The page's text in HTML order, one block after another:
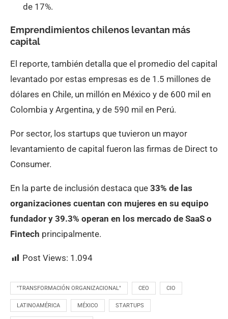
de 17%.
Emprendimientos chilenos levantan más
capital
El reporte, también detalla que el promedio del capital
levantado por estas empresas es de 1.5 millones de
dólares en Chile, un millón en México y de 600 mil en
Colombia y Argentina, y de 590 mil en Perú.
Por sector, los startups que tuvieron un mayor
levantamiento de capital fueron las firmas de Direct to
Consumer.
En la parte de inclusión destaca que 33% de las
organizaciones cuentan con mujeres en su equipo
fundador y 39.3% operan en los mercado de SaaS o
Fintech principalmente.
Post Views: 1.094
"TRANSFORMACIÓN ORGANIZACIONAL" CEO CIO
LATINOAMÉRICA MÉXICO STARTUPS